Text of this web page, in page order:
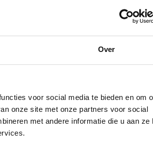
Over
voor social media te bieden en om
onze site met onze partners voor social
met andere informatie die u aan ze
were no